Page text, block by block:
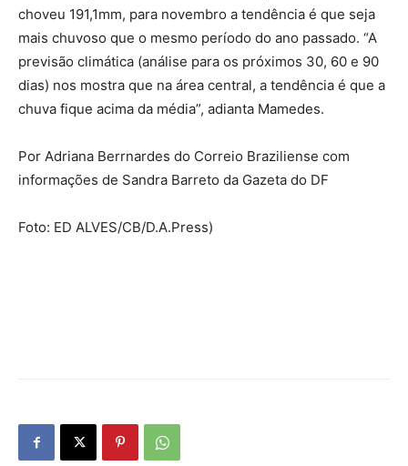
choveu 191,1mm, para novembro a tendência é que seja
mais chuvoso que o mesmo período do ano passado. “A
previsão climática (análise para os próximos 30, 60 e 90
dias) nos mostra que na área central, a tendência é que a
chuva fique acima da média”, adianta Mamedes.
Por Adriana Berrnardes do Correio Braziliense com
informações de Sandra Barreto da Gazeta do DF
Foto: ED ALVES/CB/D.A.Press)